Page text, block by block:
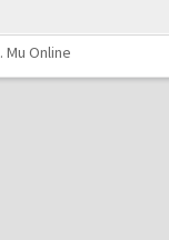
. Mu Online